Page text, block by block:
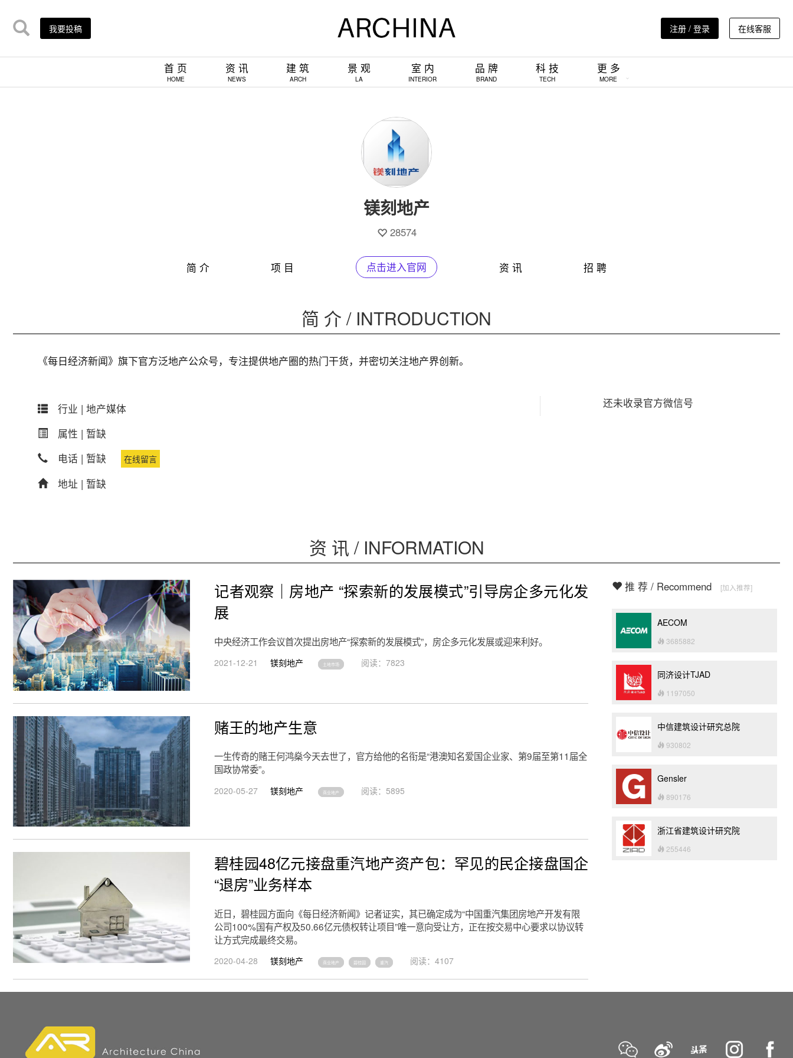
我要投稿 注册 / 登录 在线客服
首 页
HOME
资 讯
NEWS
建 筑
ARCH
景 观
LA
室 内
INTERIOR
品 牌
BRAND
科 技
TECH
更 多
MORE
镁刻地产
28574
简 介 项 目 点击进入官网 资 讯 招 聘
简 介 / INTRODUCTION
《每日经济新闻》旗下官方泛地产公众号，专注提供地产圈的热门干货，并密切关注地产界创新。
行业 | 地产媒体
属性 | 暂缺
电话 | 暂缺 在线留言
地址 | 暂缺
还未收录官方微信号
资 讯 / INFORMATION
记者观察｜房地产 “探索新的发展模式”引导房企多元化发
展
中央经济工作会议首次提出房地产“探索新的发展模式”，房企多元化发展或迎来利好。
2021-12-21 镁刻地产 土地市场 阅读：7823
赌王的地产生意
一生传奇的赌王何鸿燊今天去世了，官方给他的名衔是“港澳知名爱国企业家、第9届至第11届全
国政协常委”。
2020-05-27 镁刻地产 商业地产 阅读：5895
碧桂园48亿元接盘重汽地产资产包：罕见的民企接盘国企
“退房”业务样本
近日，碧桂园方面向《每日经济新闻》记者证实，其已确定成为“中国重汽集团房地产开发有限
公司100%国有产权及50.66亿元债权转让项目”唯一意向受让方，正在按交易中心要求以协议转
让方式完成最终交易。
2020-04-28 镁刻地产 商业地产 碧桂园 重汽 阅读：4107
推 荐 / Recommend [加入推荐]
AECOM
3685882
同济设计TJAD
1197050
中信建筑设计研究总院
930802
Gensler
890176
浙江省建筑设计研究院
255446